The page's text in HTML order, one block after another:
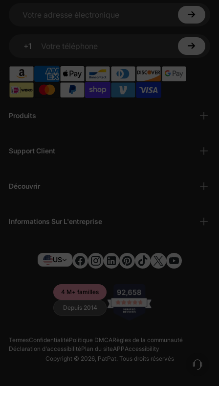
Produits
Support Client
Découvrir
Informations Sur L'entreprise
Votre adresse électronique
+1
Votre téléphone
US
4 M+ familles
Depuis 2014
TermesConfidentialitéPolitique DMCARègles de la communauté
Déclaration d'accessibilitéPlan du siteAPPAccessibility
Copyright © 2026, PatPat. Tous droits réservés